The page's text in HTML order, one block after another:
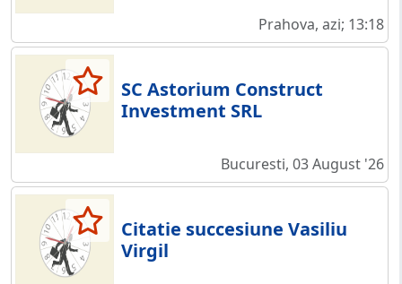
Prahova, azi; 13:18
SC Astorium Construct
Investment SRL
Bucuresti, 03 August '26
Citatie succesiune Vasiliu
Virgil